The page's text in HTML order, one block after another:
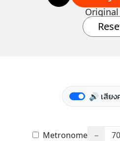
Original
🔊 เสียง
Metronome − 70